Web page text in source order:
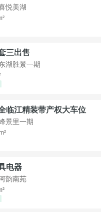
悦美湖
三出售
湖胜景一期
临江精装带产权大车位
景里一期
电器
韵南苑